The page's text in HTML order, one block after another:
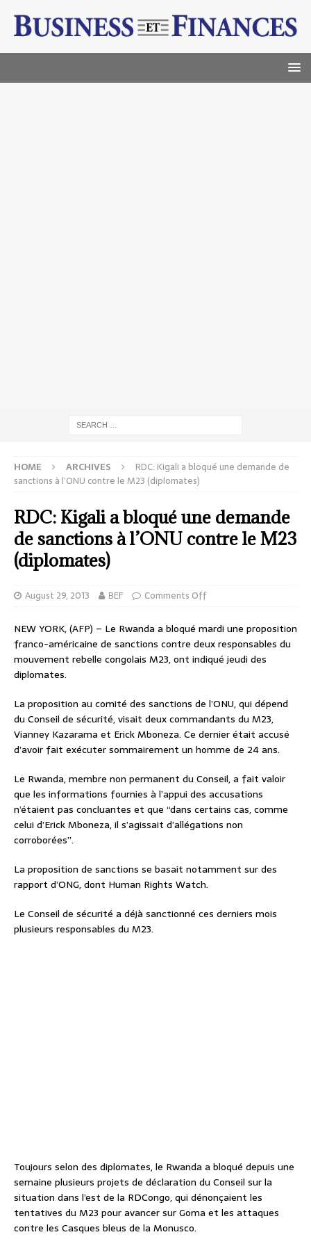
HOME ARCHIVES
RDC: Kigali a bloqué une demande de
sanctions à l’ONU contre le M23 (diplomates)
RDC: Kigali a bloqué une demande
de sanctions à l’ONU contre le M23
(diplomates)
August 29, 2013 BEF Comments Off
NEW YORK, (AFP) – Le Rwanda a bloqué mardi une proposition
franco-américaine de sanctions contre deux responsables du
mouvement rebelle congolais M23, ont indiqué jeudi des
diplomates.
La proposition au comité des sanctions de l’ONU, qui dépend
du Conseil de sécurité, visait deux commandants du M23,
Vianney Kazarama et Erick Mboneza. Ce dernier était accusé
d’avoir fait exécuter sommairement un homme de 24 ans.
Le Rwanda, membre non permanent du Conseil, a fait valoir
que les informations fournies à l’appui des accusations
n’étaient pas concluantes et que “dans certains cas, comme
celui d’Erick Mboneza, il s’agissait d’allégations non
corroborées”.
La proposition de sanctions se basait notamment sur des
rapport d’ONG, dont Human Rights Watch.
Le Conseil de sécurité a déjà sanctionné ces derniers mois
plusieurs responsables du M23.
Toujours selon des diplomates, le Rwanda a bloqué depuis une
semaine plusieurs projets de déclaration du Conseil sur la
situation dans l’est de la RDCongo, qui dénonçaient les
tentatives du M23 pour avancer sur Goma et les attaques
contre les Casques bleus de la Monusco.